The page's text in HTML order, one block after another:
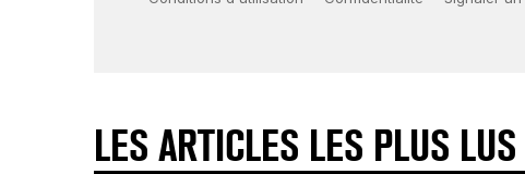
LES ARTICLES LES PLUS LUS